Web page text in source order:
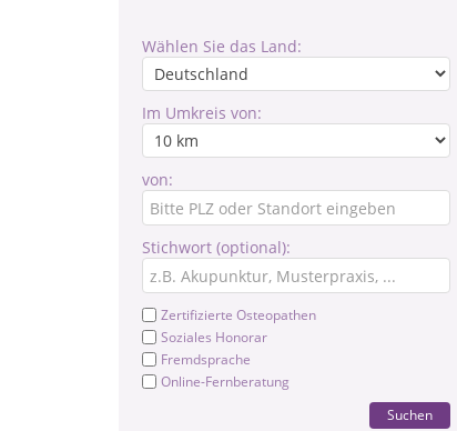
Wählen Sie das Land:
Im Umkreis von:
von:
Stichwort (optional):
Zertifizierte Osteopathen
Soziales Honorar
Fremdsprache
Online-Fernberatung
Suchen